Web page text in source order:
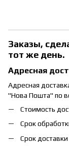
Заказы,
тот же день.
Адресная
Адресная
"Нова Пошта" по
Стоимость
Срок
Срок